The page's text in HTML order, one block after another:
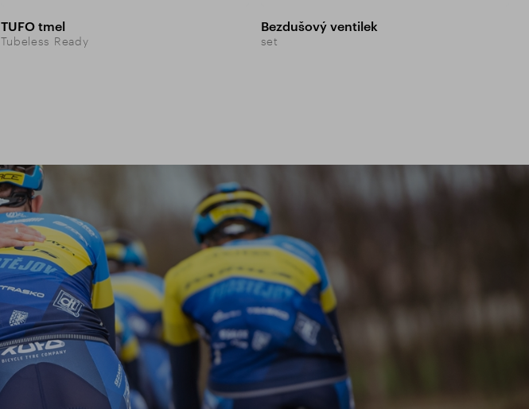
TUFO tmel
Tubeless Ready
Bezdušový ventilek
set